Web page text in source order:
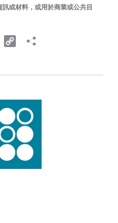
或材料，或用於商業或公共目
Copy